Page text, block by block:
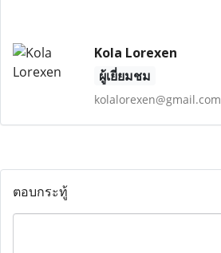
Kola Lorexen
ผู้เยี่ยมชม
kolalorexen@gmail.com
ตอบกระทู้